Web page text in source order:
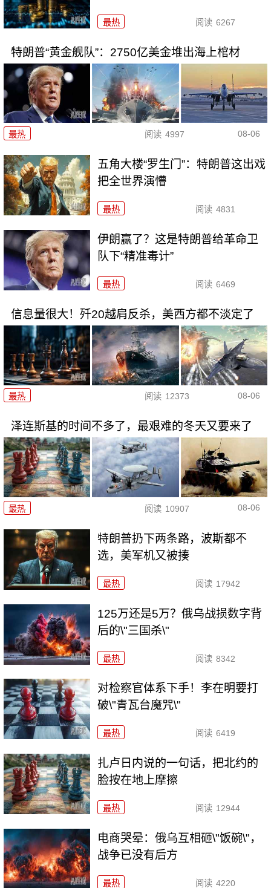
最热 阅读 6267
特朗普“黄金舰队”：2750亿美金堆出海上棺材
最热 阅读 4997 08-06
五角大楼“罗生门”：特朗普这出戏
把全世界演懵
最热 阅读 4831
伊朗赢了？这是特朗普给革命卫
队下“精准毒计”
最热 阅读 6469
信息量很大！歼20越肩反杀，美西方都不淡定了
最热 阅读 12373 08-06
泽连斯基的时间不多了，最艰难的冬天又要来了
最热 阅读 10907 08-06
特朗普扔下两条路，波斯都不
选，美军机又被揍
最热 阅读 17942
125万还是5万？俄乌战损数字背
后的\"三国杀\"
最热 阅读 8342
对检察官体系下手！李在明要打
破\"青瓦台魔咒\"
最热 阅读 6419
扎卢日内说的一句话，把北约的
脸按在地上摩擦
最热 阅读 12944
电商哭晕：俄乌互相砸\"饭碗\"，
战争已没有后方
最热 阅读 4220